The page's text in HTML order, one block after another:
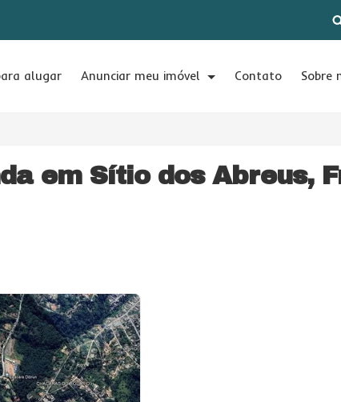
alugar Anunciar meu imóvel Contato Sobre
em Sítio dos Abreus,